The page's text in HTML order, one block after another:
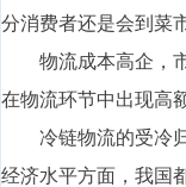
分消费者还是会到菜
物流成本高企，市
在物流环节中出现高
冷链物流的受冷归
经济水平方面，我国